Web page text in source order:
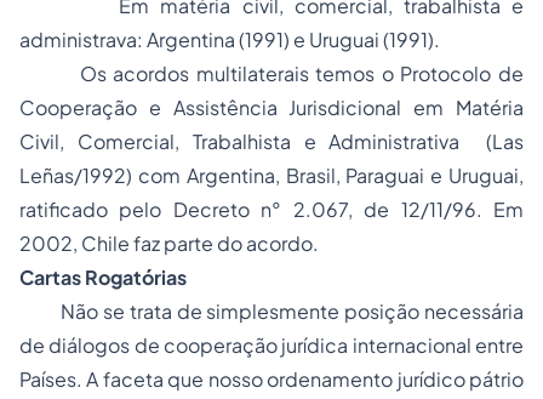
Em matéria civil, comercial, trabalhista e
administrava: Argentina (1991) e Uruguai (1991).
Os acordos multilateraistemos o Protocolo de
Cooperação e Assistência Jurisdicional em Matéria
Civil, Comercial, Trabalhista e Administrativa (Las
Leñas/1992) com Argentina, Brasil, Paraguai e Uruguai,
ratificado pelo Decreto n° 2.067, de 12/11/96. Em
2002, Chile faz parte do acordo.
Cartas Rogatórias
Não se trata de simplesmente posição necessária
de diálogos de cooperação jurídica internacional entre
Países. A faceta que nosso ordenamento jurídico pátrio